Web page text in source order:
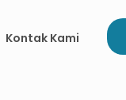
Kontak Kami